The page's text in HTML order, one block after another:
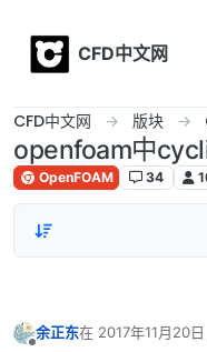
CFD中文网
CFD中文网 版块
openfoam中
OpenFOAM 34
余正东在 2017年11月20
最后由 编辑